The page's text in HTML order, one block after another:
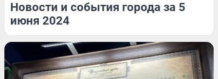
Новости и события города за 5
июня 2024